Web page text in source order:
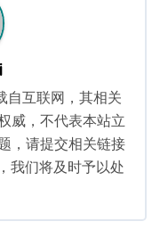
自互联网，其相关
威，不代表本站立
，请提交相关链接
我们将及时予以处